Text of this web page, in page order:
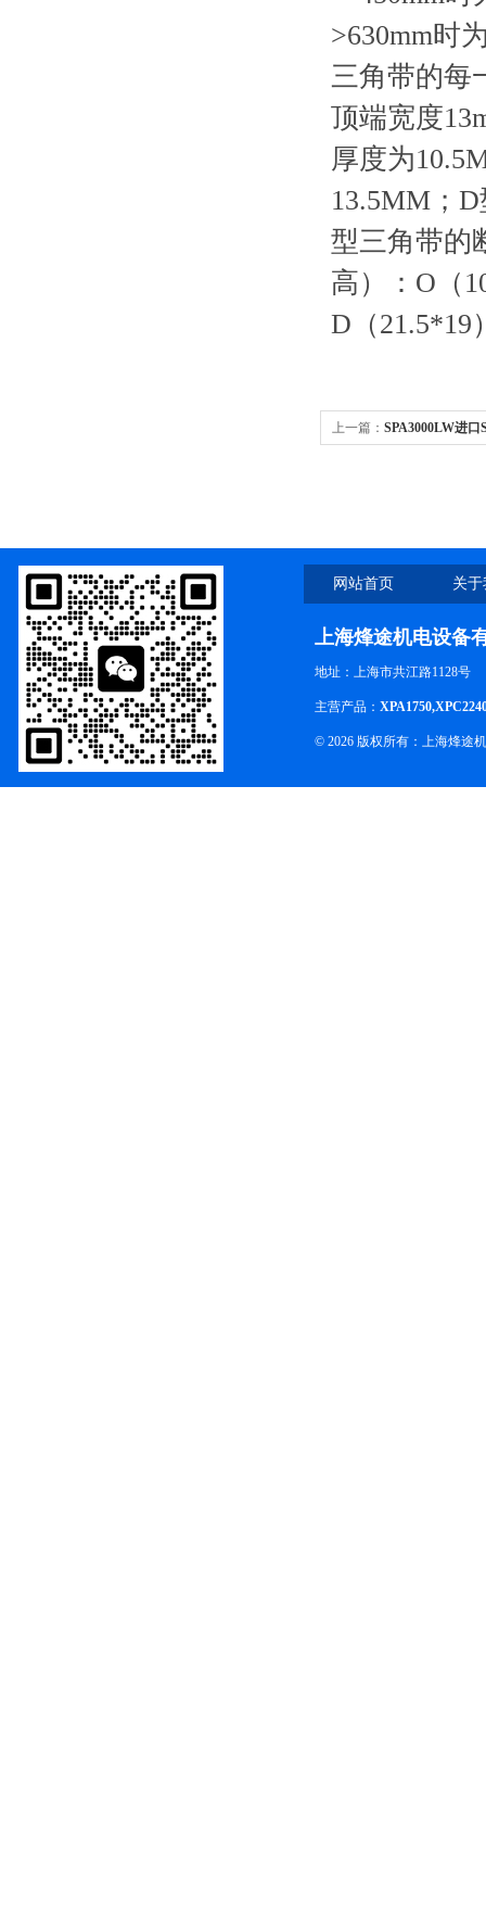
>630mm时
三角带的每
顶端宽度
厚度为
13.5MM；
型三角带的
高）：O（
D（21.5*19
上一篇： SPA3000LW进
网站首页 关
上海烽途机电设备
地址：上海市共江路1128号
主营产品：
© 2026 版权所有：上海烽途